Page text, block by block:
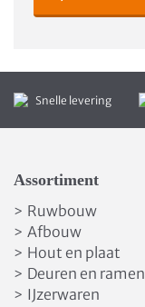
Snelle levering
Assortiment
> Ruwbouw
> Afbouw
> Hout en plaat
> Deuren en ramen
> IJzerwaren